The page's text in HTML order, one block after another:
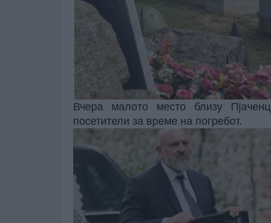
Вчера малото место близу
посетители за време на погребот.